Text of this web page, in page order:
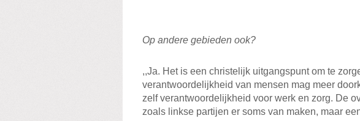
Op andere gebieden ook?
,,Ja. Het is een christelijk uitgangspunt om te
verantwoordelijkheid van mensen mag meer
zelf verantwoordelijkheid voor werk en zorg. De
zoals linkse partijen er soms van maken, maar een